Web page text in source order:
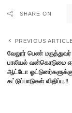
SHARE ON
PREVIOUS
வேலூர் பெண் மருத்துவர்
பாலியல் வன்கொடுமை
ஆட்டோ ஓட்டுனர்களுக்கு
கட்டுப்பாடுகள் விதிப்பு.!!